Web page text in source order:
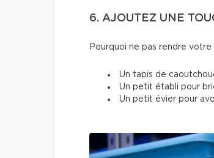
6. AJOUTEZ UNE
Pourquoi ne pas rendre
Un tapis de
Un petit établi pour
Un petit évier pour